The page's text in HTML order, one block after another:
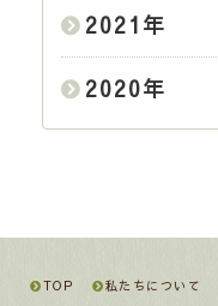
2021 年
2020年
TOP 私たちについて